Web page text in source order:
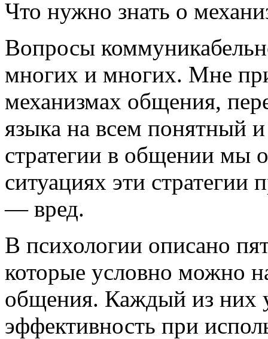
Что нужно знать о
Вопросы
многих и многих. Мне
механизмах общения,
языка на всем понятный
стратегии в общении мы
ситуациях эти стратегии
— вред.
В психологии описано
которые условно можно
общения. Каждый из них
эффективность при